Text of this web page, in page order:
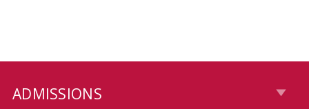
ADMISSIONS